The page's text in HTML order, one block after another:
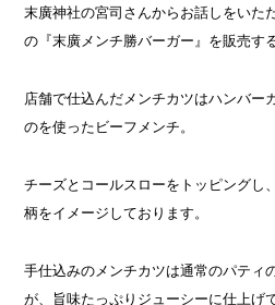
末廣神社の宮司さんからお話しをいた
の『末廣メンチ勝バーガー』を販売す
店舗で仕込んだメンチカツはハンバー
のを使ったビーフメンチ。
チーズとコールスローをトッピングし
柄をイメージしております。
手仕込みのメンチカツは通常のパティ
が、旨味たっぷりジューシーに仕上げ